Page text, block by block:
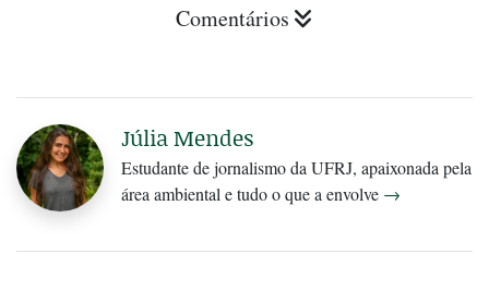
Comentários
Júlia Mendes
Estudante de jornalismo da UFRJ, apaixonada pela
área ambiental e tudo o que a envolve →